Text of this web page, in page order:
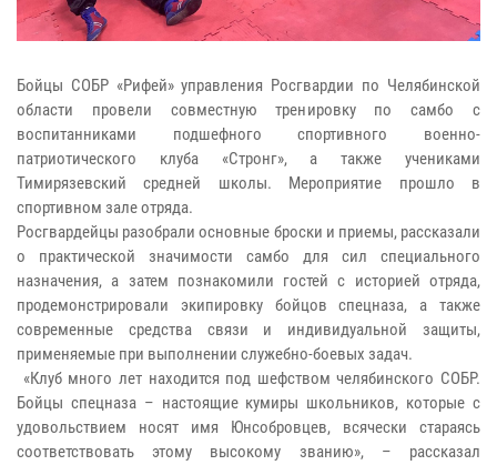
Бойцы СОБР «Рифей» управления Росгвардии по Челябинской
области провели совместную тренировку по самбо с
воспитанниками подшефного спортивного военно-
патриотического клуба «Стронг», а также учениками
Тимирязевский средней школы. Мероприятие прошло в
спортивном зале отряда.
Росгвардейцы разобрали основные броски и приемы, рассказали
о практической значимости самбо для сил специального
назначения, а затем познакомили гостей с историей отряда,
продемонстрировали экипировку бойцов спецназа, а также
современные средства связи и индивидуальной защиты,
применяемые при выполнении служебно-боевых задач.
«Клуб много лет находится под шефством челябинского СОБР.
Бойцы спецназа – настоящие кумиры школьников, которые с
удовольствием носят имя Юнсобровцев, всячески стараясь
соответствовать этому высокому званию», – рассказал